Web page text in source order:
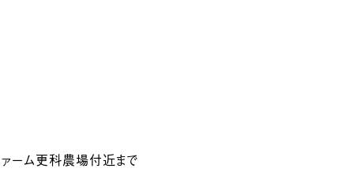
ーム更科農場付近まで